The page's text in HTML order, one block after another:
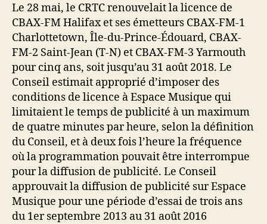
Le 28 mai, le CRTC renouvelait la licence de
CBAX-FM Halifax et ses émetteurs CBAX-FM-1
Charlottetown, Île-du-Prince-Édouard, CBAX-
FM-2 Saint-Jean (T-N) et CBAX-FM-3 Yarmouth
pour cinq ans, soit jusqu’au 31 août 2018. Le
Conseil estimait approprié d’imposer des
conditions de licence à Espace Musique qui
limitaient le temps de publicité à un maximum
de quatre minutes par heure, selon la définition
du Conseil, et à deux fois l’heure la fréquence
où la programmation pouvait être interrompue
pour la diffusion de publicité. Le Conseil
approuvait la diffusion de publicité sur Espace
Musique pour une période d’essai de trois ans
du 1er septembre 2013 au 31 août 2016